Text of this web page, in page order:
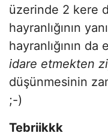
üzerinde 2 kere
hayranlığının
hayranlığının
idare etmekten
düşünmesinin
;-)
Tebriikkk